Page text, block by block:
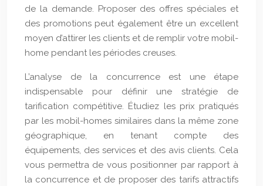
de la demande. Proposer des offres spéciales et
des promotions peut également être un excellent
moyen d’attirer les clients et de remplir votre mobil-
home pendant les périodes creuses.
L’analyse de la concurrence est une étape
indispensable pour définir une stratégie de
tarification compétitive. Étudiez les prix pratiqués
par les mobil-homes similaires dans la même zone
géographique, en tenant compte des
équipements, des services et des avis clients. Cela
vous permettra de vous positionner par rapport à
la concurrence et de proposer des tarifs attractifs